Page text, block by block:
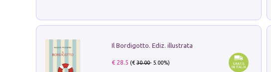
Il Bordigotto. Ediz. illustrata
€ 28.5 (€30.00- 5.00%)